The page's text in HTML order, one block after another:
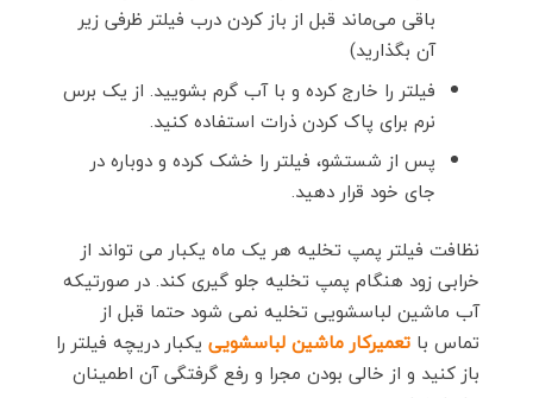
باقی می‌ماند قبل از باز کردن درب فیلتر ظرفی زیر
آن بگذارید)
فیلتر را خارج کرده و با آب گرم بشویید. از یک برس
نرم برای پاک کردن ذرات استفاده کنید.
پس از شستشو، فیلتر را خشک کرده و دوباره در
جای خود قرار دهید.
نظافت فیلتر پمپ تخلیه هر یک ماه یکبار می تواند از
خرابی زود هنگام پمپ تخلیه جلو گیری کند. در صورتیکه
آب ماشین لباسشویی تخلیه نمی شود حتما قبل از
تماس با تعمیرکار ماشین لباسشویی یکبار دریچه فیلتر را
باز کنید و از خالی بودن مجرا و رفع گرفتگی آن اطمینان